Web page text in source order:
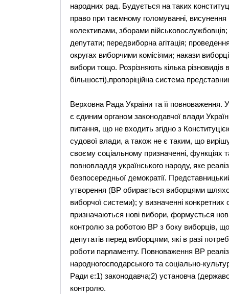
народних рад. Будується на таких
право при таємному голомуванні,
колективами, зборами
депутати; передвиборна агітація;
округах виборчими комісіями; накази
вибори тощо. Розрізняють кілька
більшості),пропоріційна система
Верховна Рада України та її повноваження.
є єдиним органом законодавчої влади
питання, що не входить згідно з
судової влади, а також не є таким, що
своєму соціальному призначенні, функціях
повновладдя українського народу, яке
безпосередньої демократії.
утворення (ВР обирається виборцями
виборчої системи); у визначенні конкретних
призначаються нові вибори, формується
контролю за роботою ВР з боку виборців,
депутатів перед виборцями, які в разі
роботи парламенту. Повноваження ВР
народногосподарського та соціально-
Ради є:1) законодавча;2) установча
контролю.